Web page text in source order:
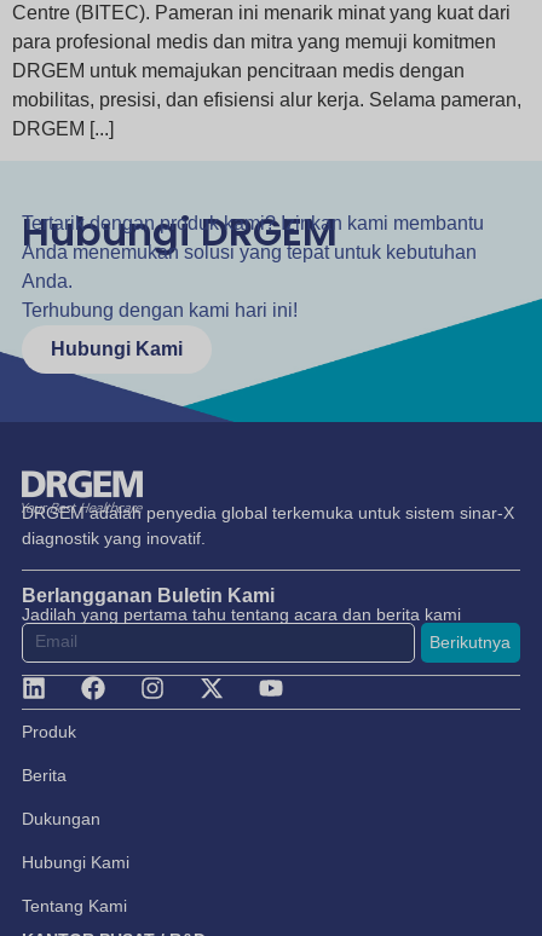
Centre (BITEC). Pameran ini menarik minat yang kuat dari
para profesional medis dan mitra yang memuji komitmen
DRGEM untuk memajukan pencitraan medis dengan
mobilitas, presisi, dan efisiensi alur kerja. Selama pameran,
DRGEM [...]
Hubungi DRGEM
Tertarik dengan produk kami? Izinkan kami membantu
Anda menemukan solusi yang tepat untuk kebutuhan
Anda.
Terhubung dengan kami hari ini!
Hubungi Kami
DRGEM adalah penyedia global terkemuka untuk sistem sinar-X
diagnostik yang inovatif.
Berlangganan Buletin Kami
Jadilah yang pertama tahu tentang acara dan berita kami
Berikutnya
Produk
Berita
Dukungan
Hubungi Kami
Tentang Kami